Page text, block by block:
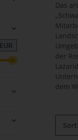
Das
der
dem
EUR